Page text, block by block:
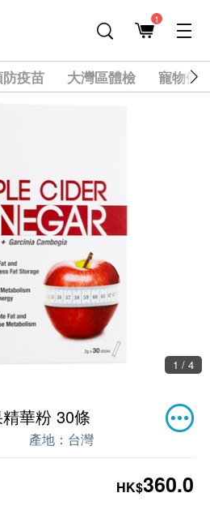
1
疫苗 大灣區體檢 寵物健
1 / 4
華粉 30條
產地： 台灣
HK$360.0